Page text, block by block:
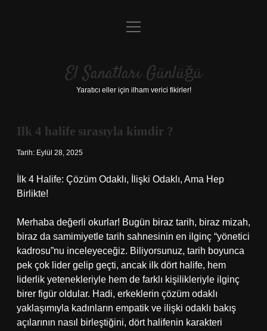
Anasayfa
Yasal Uyarı
menüyü
El Sanatları Günlüğü
Yaratıcı eller için ilham verici fikirler!
Ilk 4 halife sırasıyla kimdir ?
Tarih: Eylül 28, 2025
İlk 4 Halife: Çözüm Odaklı, İlişki Odaklı, Ama Hep
Birlikte!
Merhaba değerli okurlar! Bugün biraz tarih, biraz mizah,
biraz da samimiyetle tarih sahnesinin en ilginç “yönetici
kadrosu”nu inceleyeceğiz. Biliyorsunuz, tarih boyunca
pek çok lider gelip geçti, ancak ilk dört halife, hem
liderlik yetenekleriyle hem de farklı kişilikleriyle ilginç
birer figür oldular. Hadi, erkeklerin çözüm odaklı
yaklaşımıyla kadınların empatik ve ilişki odaklı bakış
açılarının nasıl birleştiğini, dört halifenin karakteri